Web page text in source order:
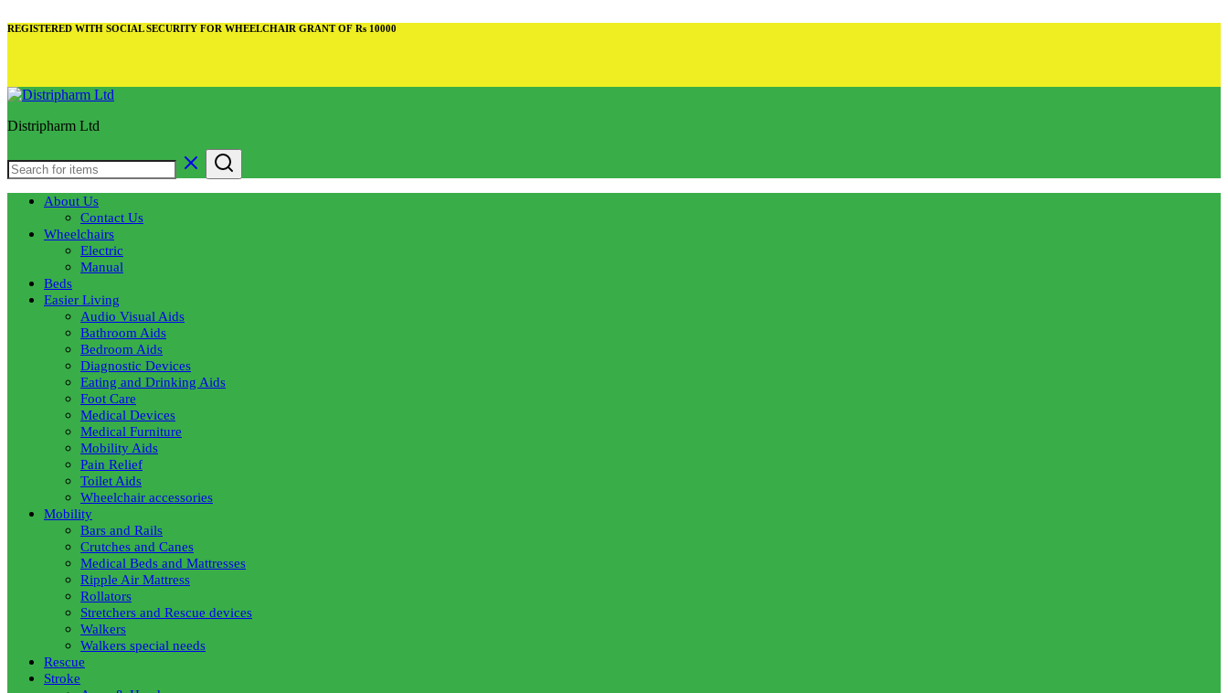
REGISTERED WITH SOCIAL SECURITY FOR WHEELCHAIR GRANT OF Rs 10000
Distripharm Ltd
About Us
Contact Us
Wheelchairs
Electric
Manual
Beds
Easier Living
Audio Visual Aids
Bathroom Aids
Bedroom Aids
Diagnostic Devices
Eating and Drinking Aids
Foot Care
Medical Devices
Medical Furniture
Mobility Aids
Pain Relief
Toilet Aids
Wheelchair accessories
Mobility
Bars and Rails
Crutches and Canes
Medical Beds and Mattresses
Ripple Air Mattress
Rollators
Stretchers and Rescue devices
Walkers
Walkers special needs
Rescue
Stroke